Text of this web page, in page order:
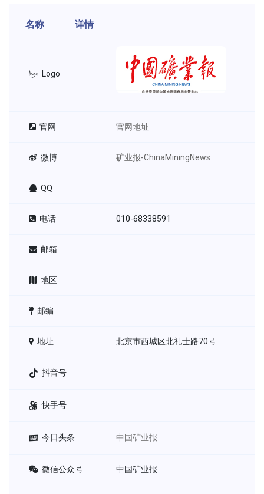
名称 详情
Logo
官网 官网地址
微博 矿业报-ChinaMiningNews
QQ
电话 010-68338591
邮箱
地区
邮编
地址 北京市西城区北礼士路70号
抖音号
快手号
今日头条 中国矿业报
微信公众号 中国矿业报